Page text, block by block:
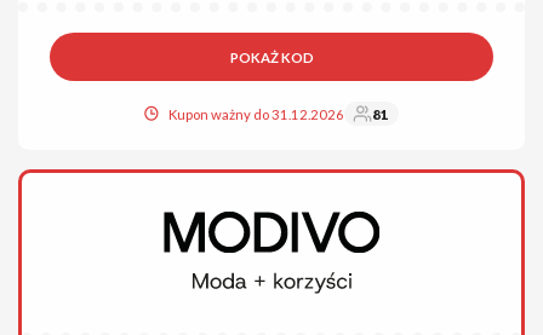
POKAŻ KOD
Kupon ważny do 31.12.2026 81